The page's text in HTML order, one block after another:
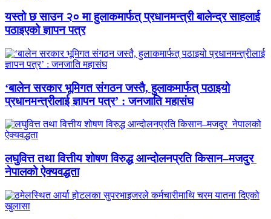
यस्तो छ साउन २० मा हुलाकमार्फत् प्रधानमन्त्री बालेन्द्र साहलाई
पठाइएको ज्ञापन पत्र
‘बालेन सरकार भूमिगत संगठन जस्तै, हुलाकमार्फत् पठाइयो
प्रधानमन्त्रीलाई ज्ञापन पत्र’ : जनजाति महासंघ
लघुवित्त तथा वित्तीय शोषण विरुद्ध आन्दोलनप्रति किसान–मजदुर
नेपालको ऐक्यवद्धता